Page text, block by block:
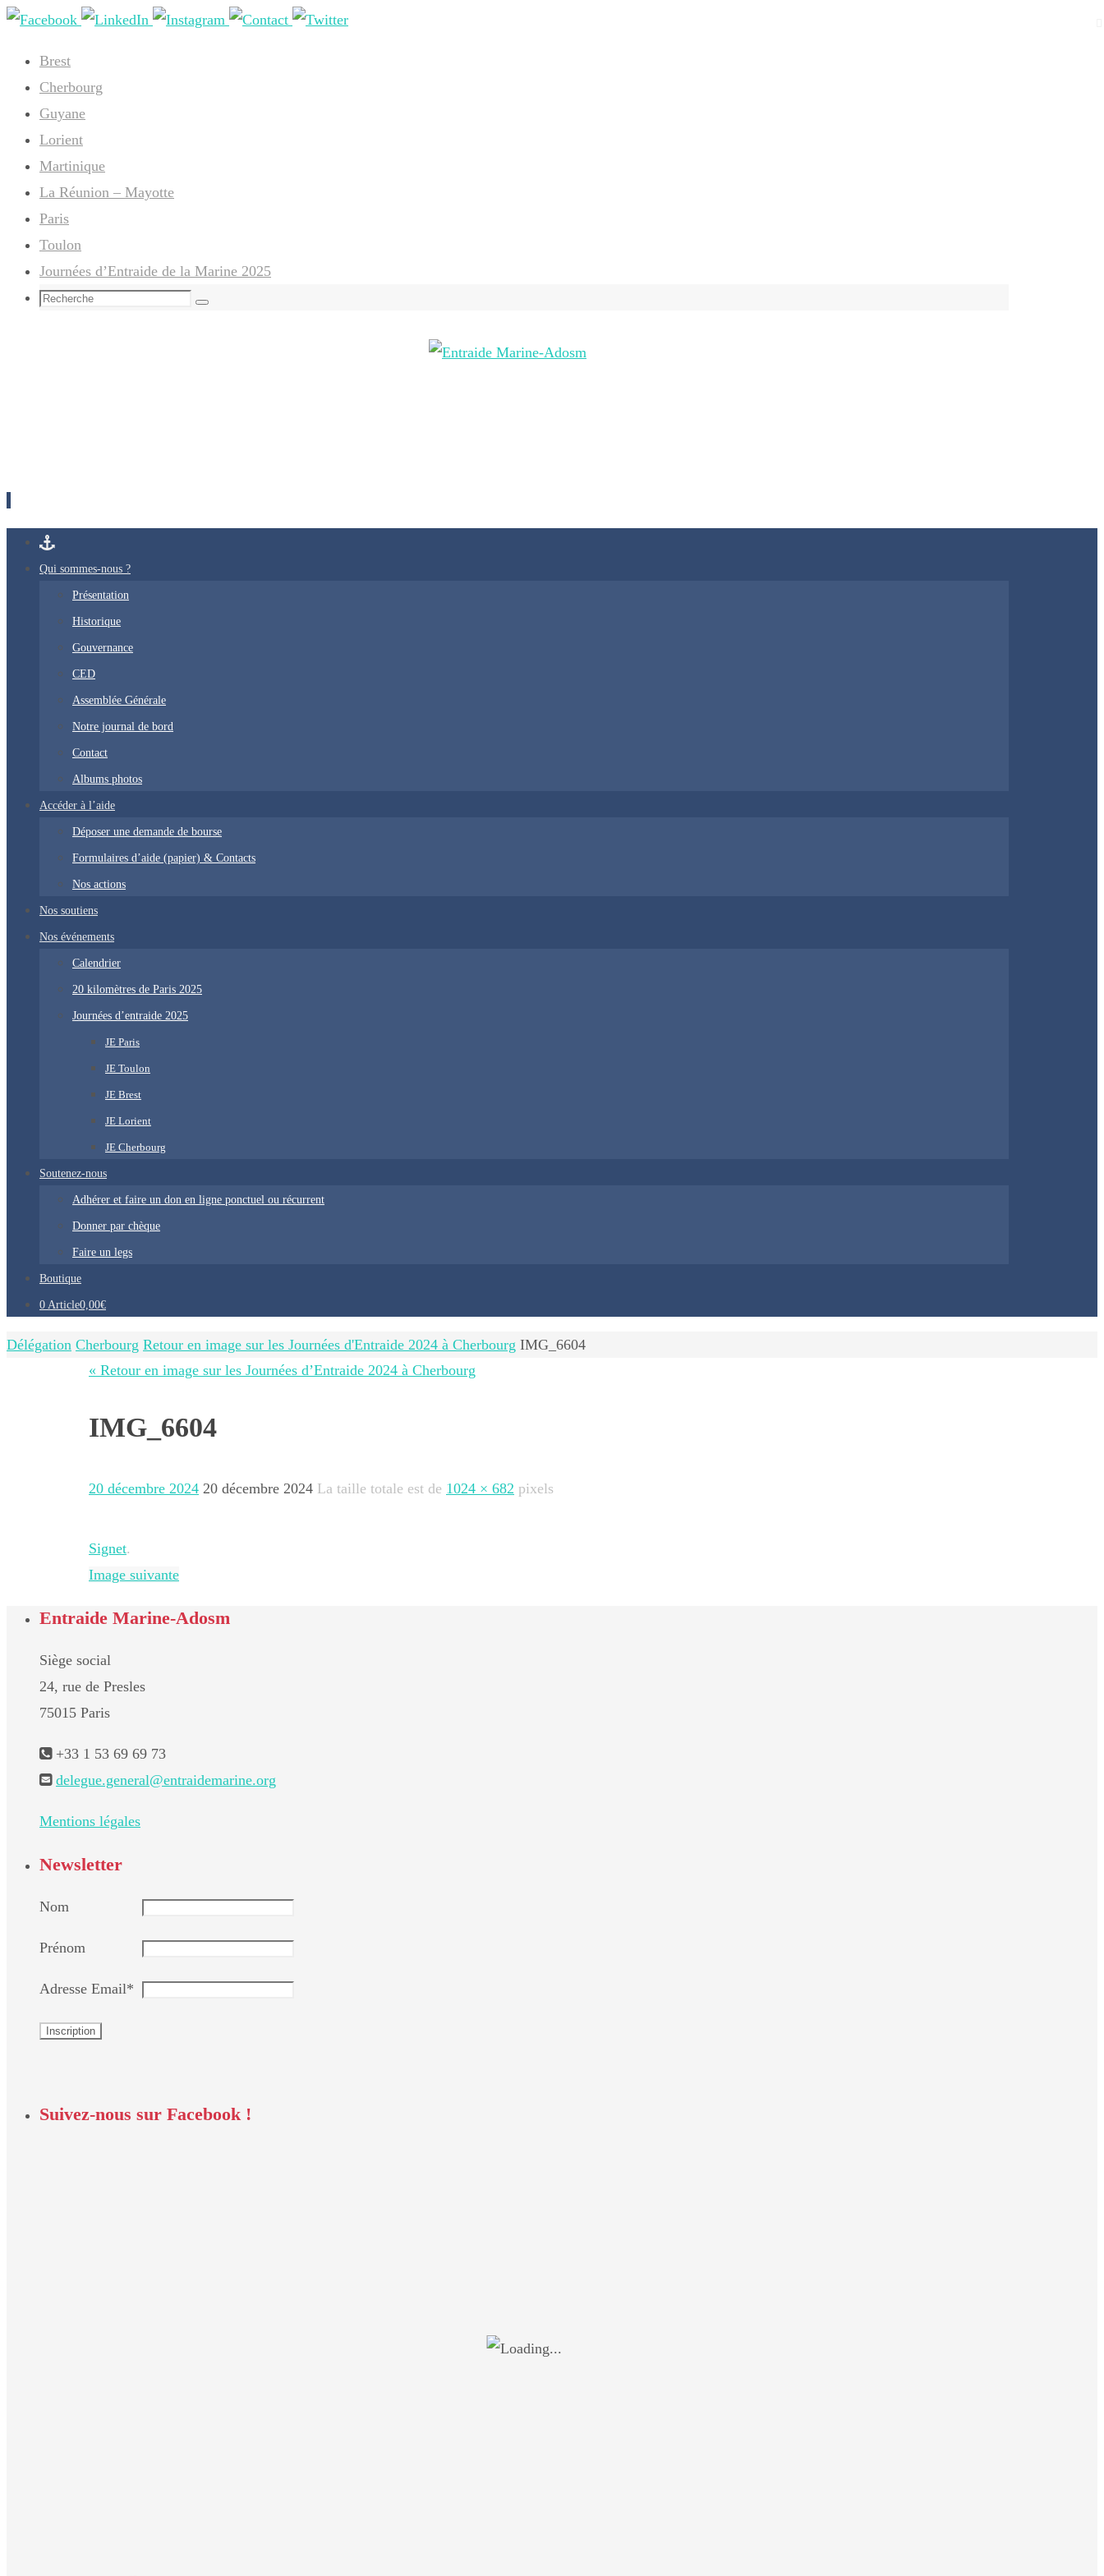
Passer
contenu
Brest
Cherbourg
Guyane
Lorient
Martinique
La Réunion – Mayotte
Paris
Toulon
Journées d’Entraide de la Marine 2025
Search
Recherche
Passer
vers
Qui sommes-nous ?
Présentation
Historique
Gouvernance
CED
Assemblée Générale
Notre journal de bord
Contact
Albums photos
Accéder à l’aide
Déposer une demande de bourse
Formulaires d’aide (papier) & Contacts
Nos actions
Nos soutiens
Nos événements
Calendrier
20 kilomètres de Paris 2025
Journées d’entraide 2025
JE Paris
JE Toulon
JE Brest
JE Lorient
JE Cherbourg
Soutenez-nous
Adhérer et faire un don en ligne ponctuel ou récurrent
Donner par chèque
Faire un legs
Boutique
0 Article0,00€
Home
Délégation Cherbourg Retour en image sur les Journées d'Entraide 2024 à Cherbourg IMG_6604
« Retour en image sur les Journées d’Entraide 2024 à Cherbourg
IMG_6604
20 décembre 2024 20 décembre 2024 La taille totale est de 1024 × 682 pixels
Signet.
Image suivante
Entraide Marine-Adosm
Siège social
24, rue de Presles
75015 Paris
+33 1 53 69 69 73
delegue.general@entraidemarine.org
Mentions légales
Newsletter
Nom
Prénom
Adresse Email*
Suivez-nous sur Facebook !